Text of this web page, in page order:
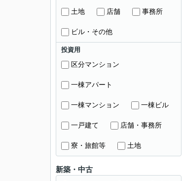
土地 店舗 事務所
ビル・その他
投資用
区分マンション
一棟アパート
一棟マンション 一棟ビル
一戸建て 店舗・事務所
寮・旅館等 土地
新築・中古